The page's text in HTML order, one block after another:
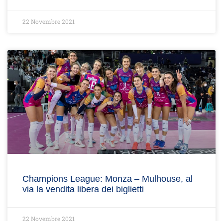
22 Novembre 2021
Champions League: Monza – Mulhouse, al
via la vendita libera dei biglietti
22 Novembre 2021